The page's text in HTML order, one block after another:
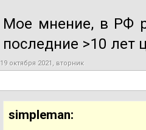
Мое мнение, в РФ
последние >10 лет
19 октября 2021, вторник
simpleman: